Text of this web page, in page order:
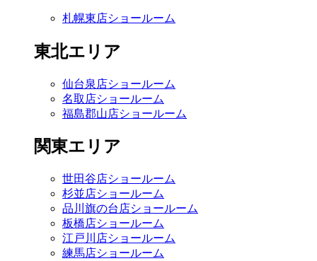
札幌東店ショールーム
東北エリア
仙台泉店ショールーム
名取店ショールーム
福島郡山店ショールーム
関東エリア
世田谷店ショールーム
杉並店ショールーム
品川旗の台店ショールーム
板橋店ショールーム
江戸川店ショールーム
練馬店ショールーム